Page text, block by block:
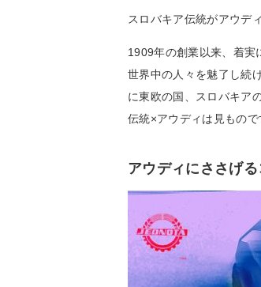
スロバキア伝統がアウデ
1909年の創業以来、着実
世界中の人々を魅了し続
に東欧の国、スロバキア
伝統×アウディは見もので
アウディにささげ